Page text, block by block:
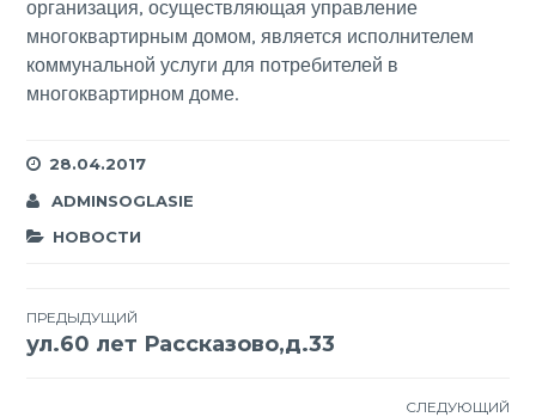
организация, осуществляющая управление
многоквартирным домом, является исполнителем
коммунальной услуги для потребителей в
многоквартирном доме.
28.04.2017
ADMINSOGLASIE
НОВОСТИ
Навигация
по
ПРЕДЫДУЩИЙ
ул.60 лет Рассказово,д.33
СЛЕДУЮЩИЙ